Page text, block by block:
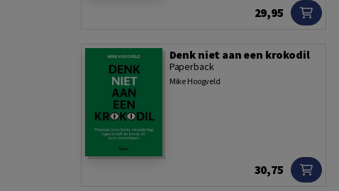
29,95
Denk niet aan een krokodil
Mike Hoogveld
Paperback
30,75